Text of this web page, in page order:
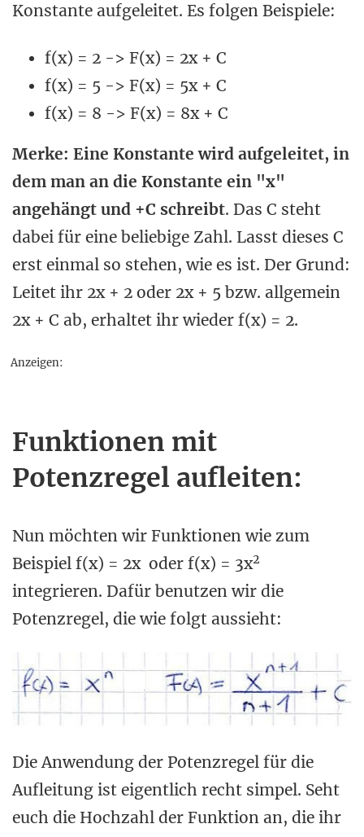
Konstante aufgeleitet. Es folgen Beispiele:
f(x) = 2 -> F(x) = 2x + C
f(x) = 5 -> F(x) = 5x + C
f(x) = 8 -> F(x) = 8x + C
Merke: Eine Konstante wird aufgeleitet, in
dem man an die Konstante ein "x"
angehängt und +C schreibt. Das C steht
dabei für eine beliebige Zahl. Lasst dieses C
erst einmal so stehen, wie es ist. Der Grund:
Leitet ihr 2x + 2 oder 2x + 5 bzw. allgemein
2x + C ab, erhaltet ihr wieder f(x) = 2.
Anzeigen:
Funktionen mit
Potenzregel aufleiten:
Nun möchten wir Funktionen wie zum
Beispiel f(x) = 2x oder f(x) = 3x2
integrieren. Dafür benutzen wir die
Potenzregel, die wie folgt aussieht:
Die Anwendung der Potenzregel für die
Aufleitung ist eigentlich recht simpel. Seht
euch die Hochzahl der Funktion an, die ihr